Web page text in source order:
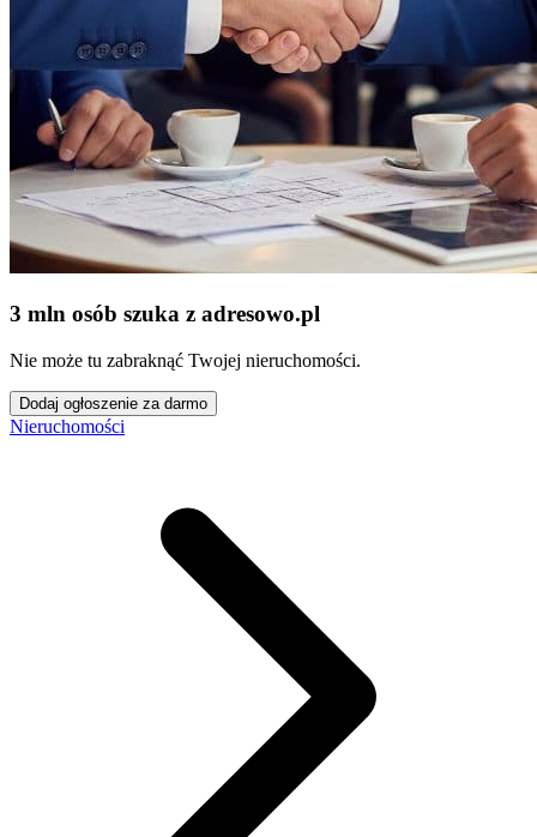
3 mln osób szuka z adresowo.pl
Nie może tu zabraknąć Twojej nieruchomości.
Dodaj ogłoszenie za darmo
Nieruchomości